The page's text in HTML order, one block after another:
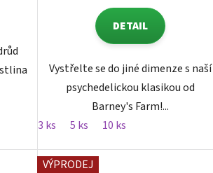
DETAIL
Vystřelte se do jiné dimenze s naší
psychedelickou klasikou od
Barney's Farm!...
3 ks
5 ks 10 ks
VÝPRODEJ